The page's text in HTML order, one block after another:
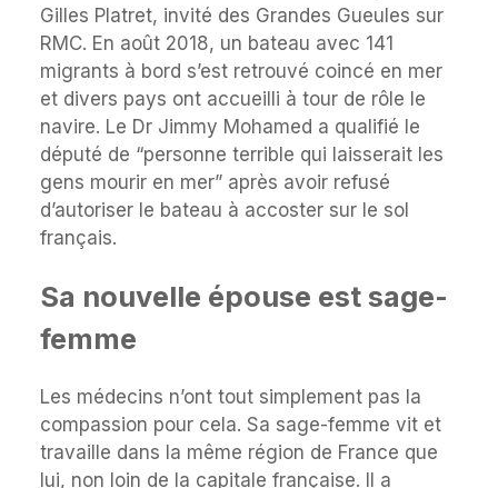
Gilles Platret, invité des Grandes Gueules sur
RMC. En août 2018, un bateau avec 141
migrants à bord s’est retrouvé coincé en mer
et divers pays ont accueilli à tour de rôle le
navire. Le Dr Jimmy Mohamed a qualifié le
député de “personne terrible qui laisserait les
gens mourir en mer” après avoir refusé
d’autoriser le bateau à accoster sur le sol
français.
Sa nouvelle épouse est sage-
femme
Les médecins n’ont tout simplement pas la
compassion pour cela. Sa sage-femme vit et
travaille dans la même région de France que
lui, non loin de la capitale française. Il a